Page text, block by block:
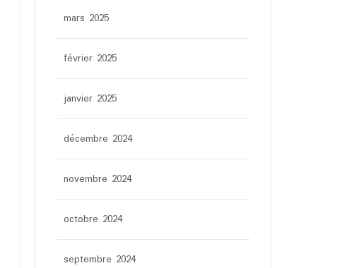
mars 2025
février 2025
janvier 2025
décembre 2024
novembre 2024
octobre 2024
septembre 2024